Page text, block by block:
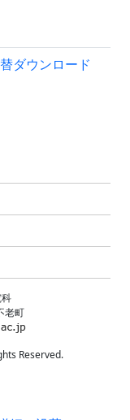
ダウンロード
老町
Reserved.